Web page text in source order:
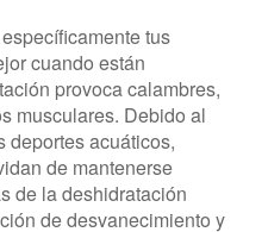
tus
cuando están
provoca calambres,
musculares. Debido al
deportes acuáticos,
de mantenerse
de la deshidratación
de desvanecimiento y